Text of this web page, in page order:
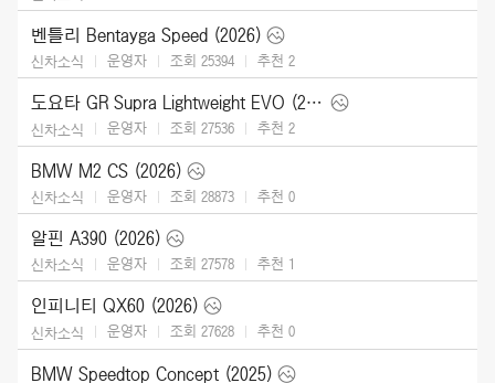
벤틀리 Bentayga Speed (2026)
신차소식 운영자 조회 25394 추천 2
도요타 GR Supra Lightweight EVO (2026)
신차소식 운영자 조회 27536 추천 2
BMW M2 CS (2026)
신차소식 운영자 조회 28873 추천 0
알핀 A390 (2026)
신차소식 운영자 조회 27578 추천 1
인피니티 QX60 (2026)
신차소식 운영자 조회 27628 추천 0
BMW Speedtop Concept (2025)